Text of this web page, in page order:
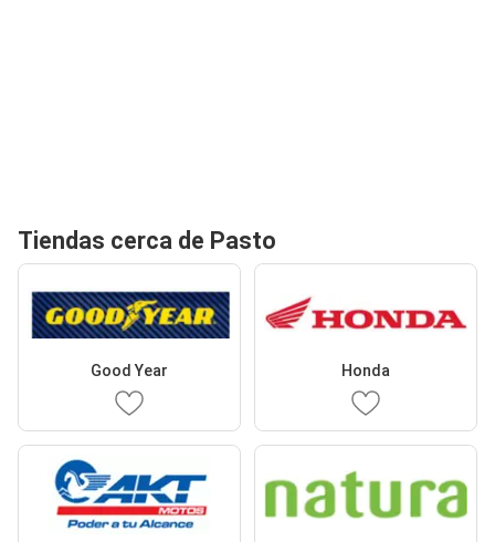
Tiendas cerca de Pasto
Good Year Honda